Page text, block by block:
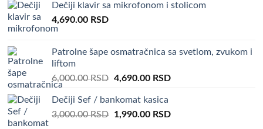
2,500.00 RSD.1,990.00 RSD.
Dečiji klavir sa mikrofonom i stolicom
4,690.00 RSD
Patrolne šape osmatračnica sa svetlom, zvukom i
liftom
6,000.00RSD Original
was:
6,000.00 RSD.
4,690.00 RSDCurrent
4,690.00 RSD.
Dečiji Sef / bankomat kasica
3,000.00RSD Original
1,990.00 RSDCurrent